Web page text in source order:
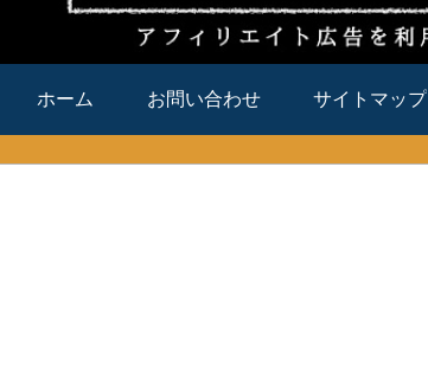
ホーム お問い合わせ サイトマップ